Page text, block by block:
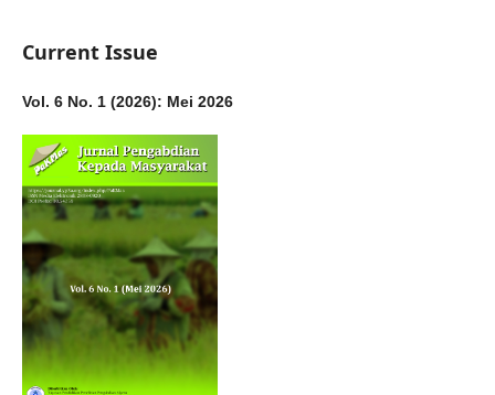
Current Issue
Vol. 6 No. 1 (2026): Mei 2026